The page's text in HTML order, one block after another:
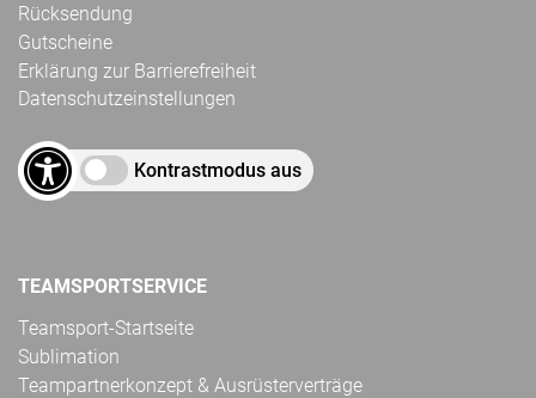
Rücksendung
Gutscheine
Erklärung zur Barrierefreiheit
Datenschutzeinstellungen
Kontrastmodus aus
TEAMSPORTSERVICE
Teamsport-Startseite
Sublimation
Teampartnerkonzept & Ausrüsterverträge